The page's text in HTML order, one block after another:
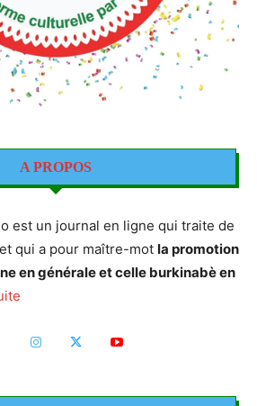
A PROPOS
est un journal en ligne qui traite de
qui a pour maître-mot la promotion
en générale et celle burkinabè en